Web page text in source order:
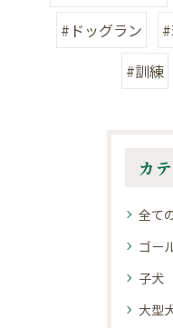
#ドッグラン
#訓練
カ
全て
ゴー
子犬
大型